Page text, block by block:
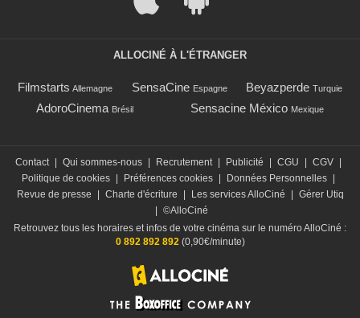
ALLOCINÉ À L'ÉTRANGER
Filmstarts Allemagne SensaCine Espagne Beyazperde Turquie
AdoroCinema Brésil Sensacine México Mexique
Contact Qui sommes-nous Recrutement Publicité CGU CGV
Politique de cookies
Préférences cookies Données Personnelles
Revue de presse
Charte d'écriture Les services AlloCiné
Gérer Utiq
©AlloCiné
Retrouvez tous les horaires et infos de votre cinéma sur le numéro AlloCiné :
0 892 892 892(0,90€/minute)